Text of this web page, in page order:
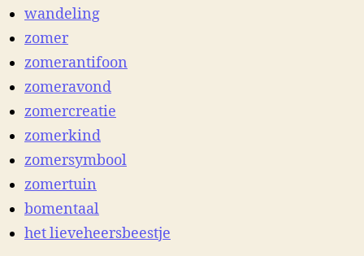
wandeling
zomer
zomerantifoon
zomeravond
zomercreatie
zomerkind
zomersymbool
zomertuin
bomentaal
het lieveheersbeestje